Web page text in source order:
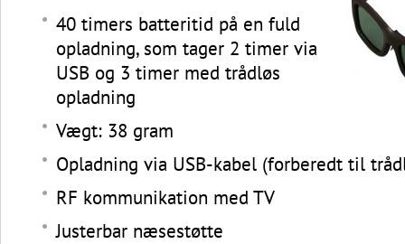
40 timers batteritid på en fuld
opladning, som tager 2 timer via
USB og 3 timer med trådløs
opladning
Vægt: 38 gram
Opladning via USB-kabel (forberedt til
RF kommunikation med TV
Justerbar næsestøtte